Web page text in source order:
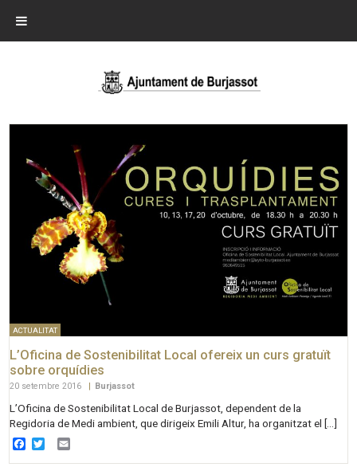
ACTUALITAT
L’Oficina de Sostenibilitat Local ofereix un curs gratuït
sobre orquídies
20 setembre 2016 Burjassot
L’Oficina de Sostenibilitat Local de Burjassot, dependent de la
Regidoria de Medi ambient, que dirigeix Emili Altur, ha organitzat el […]
Facebook
Twitter